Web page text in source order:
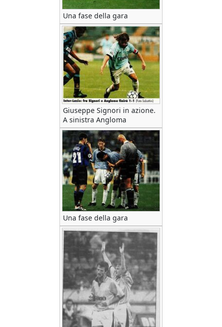
Una fase della gara
Giuseppe Signori in azione.
A sinistra Angloma
Una fase della gara